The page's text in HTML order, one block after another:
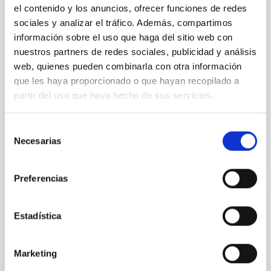
el contenido y los anuncios, ofrecer funciones de redes
sociales y analizar el tráfico. Además, compartimos
información sobre el uso que haga del sitio web con
nuestros partners de redes sociales, publicidad y análisis
web, quienes pueden combinarla con otra información
que les haya proporcionado o que hayan recopilado a
partir del uso que haya hecho de sus servicios.
Necesarias
Preferencias
Estadística
Marketing
PROJECT
Canarias Innova
CANARIAS INNOVA was born on the 2nd July 2000 as
a weekly radio programme on science and
technology for the Canaries.CANARIAS INNOVA is a
joint initiative by...
CHromospheric magnetic fields in fLAREs
This project aims to study the variations of the solar